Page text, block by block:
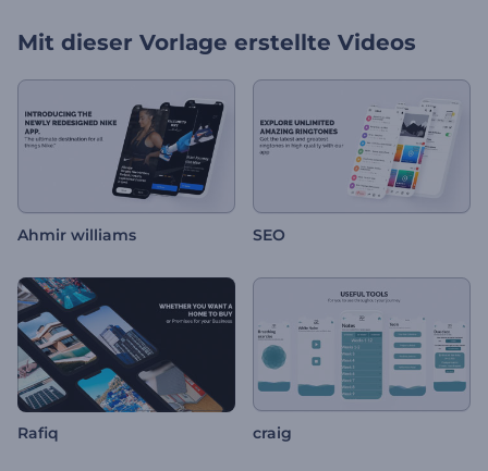
Mit dieser Vorlage erstellte Videos
Ahmir williams SEO
Rafiq craig